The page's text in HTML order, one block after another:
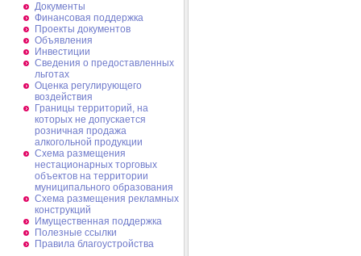
Документы
Финансовая поддержка
Проекты документов
Объявления
Инвестиции
Сведения о предоставленных
льготах
Оценка регулирующего
воздействия
Границы территорий, на
которых не допускается
розничная продажа
алкогольной продукции
Схема размещения
нестационарных торговых
объектов на территории
муниципального образования
Схема размещения рекламных
конструкций
Имущественная поддержка
Полезные ссылки
Правила благоустройства